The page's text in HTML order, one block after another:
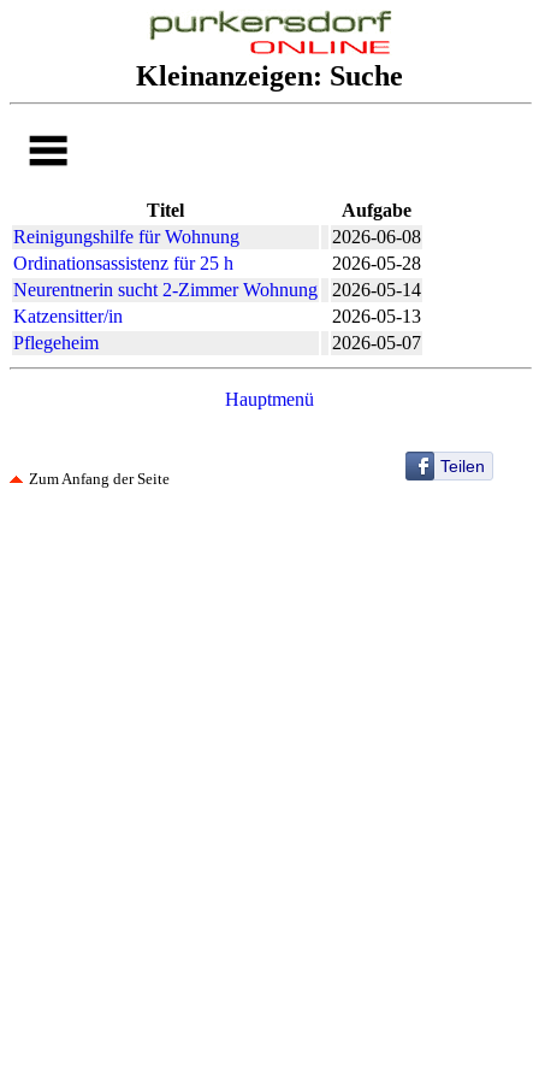
Kleinanzeigen: Suche
Titel
Aufgabe
Reinigungshilfe für Wohnung
2026-06-08
Ordinationsassistenz für 25 h
2026-05-28
Neurentnerin sucht 2-Zimmer Wohnung
2026-05-14
Katzensitter/in
2026-05-13
Pflegeheim
2026-05-07
Hauptmenü
Teilen
Zum Anfang der Seite